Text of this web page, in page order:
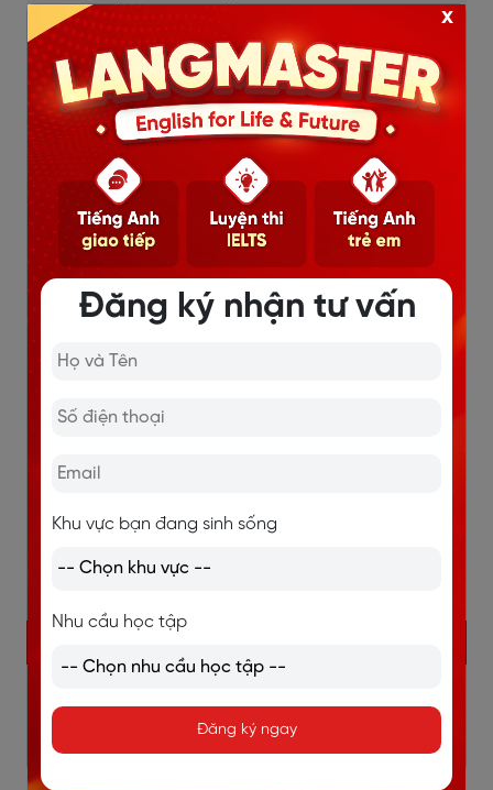
Giáo viên 7.5+ IELTS, chấm chữa bài trong vòng
24h.
Lộ trình cá nhân hóa, coaching 1-1 cùng chuyên
gia.
Thi thử chuẩn thi thật, phân tích điểm mạnh - yếu
rõ ràng.
Cam kết đầu ra, học lại miễn phí.
Chi tiết
Giáo trình Cambridge kết hợp với Sách giáo khoa
của Bộ GD&ĐT hiện hành
Đăng ký nhận tư vấn
Khu vực bạn đang sinh sống
Nhu cầu học tập
Đăng ký ngay
x